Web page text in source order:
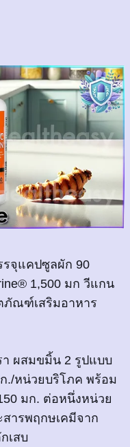
รจุแคปซูลผัก 90
1,500 มก วีแกน
ภัณฑ์เสริมอาหาร
ผสมขมิ้น 2 รูปแบบ
./หน่วยบริโภค พร้อม
มก. ต่อหนึ่งหน่วย
ารพฤกษเคมีจาก
เสบ